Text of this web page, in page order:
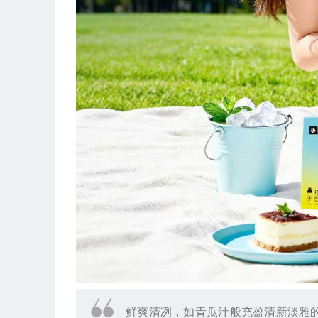
鲜爽清冽，如青瓜汁般充盈清新淡雅